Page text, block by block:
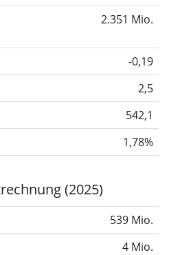
2.351 Mio.
-0,19
2,5
542,1
1,78%
(2025)
539 Mio.
4 Mio.